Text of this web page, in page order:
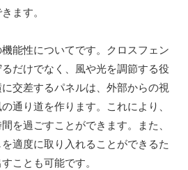
ます。
能性についてです。クロスフェン
だけでなく、風や光を調節する役
交差するパネルは、外部からの視
通り道を作ります。これにより、
を過ごすことができます。また、
適度に取り入れることができるた
ことも可能です。